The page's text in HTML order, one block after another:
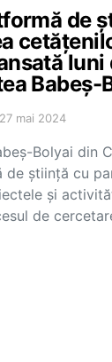
de
luni
Babeș-
27 mai 2024
Bolyai din
de știință cu
și
de